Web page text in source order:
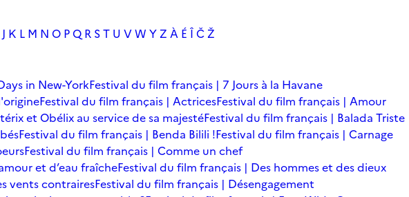
J K L M N O PQ R ST U VW YZ À É ÎČŽ
in New-YorkFestival du film français | 7 Jours à la Havane
Festival du film français | ActricesFestival du film français | Amour
et Obélix au service de sa majestéFestival du film français | Balada Triste
Festival du film français | Benda Bilili !Festival du film français | Carnage
Festival du film français | Comme un chef
et d’eau fraîcheFestival du film français | Des hommes et des dieux
vents contrairesFestival du film français | Désengagement